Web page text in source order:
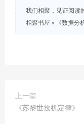
我们相聚，见证阅读
相聚书屋 » 《数据分
上一篇
《苏黎世投机定律》